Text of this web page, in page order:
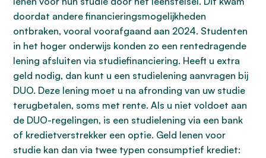
doordat andere financieringsmogelijkheden
ontbraken, vooral voorafgaand aan 2024. Studenten
in het hoger onderwijs konden zo een rentedragende
lening afsluiten via studiefinanciering. Heeft u extra
geld nodig, dan kunt u een studielening aanvragen bij
DUO. Deze lening moet u na afronding van uw studie
terugbetalen, soms met rente. Als u niet voldoet aan
de DUO-regelingen, is een studielening via een bank
of kredietverstrekker een optie. Geld lenen voor
studie kan dan via twee typen consumptief krediet: